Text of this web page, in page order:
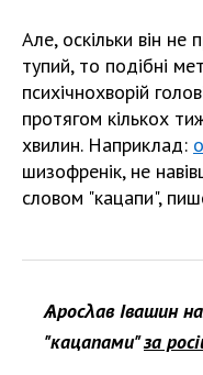
Але, оскільки він не
тупий, то подібні
психічнохворій
протягом кількох
хвилин. Наприклад:
шизофренік, не
словом "кацапи",
Ѧросλав Івашин
"кацапами"за